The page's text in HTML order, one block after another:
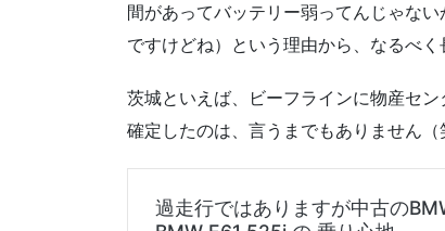
間があってバッテリー弱ってんじゃな
ですけどね）という理由から、なるべく
茨城といえば、ビーフラインに物産セ
確定したのは、言うまでもありません（